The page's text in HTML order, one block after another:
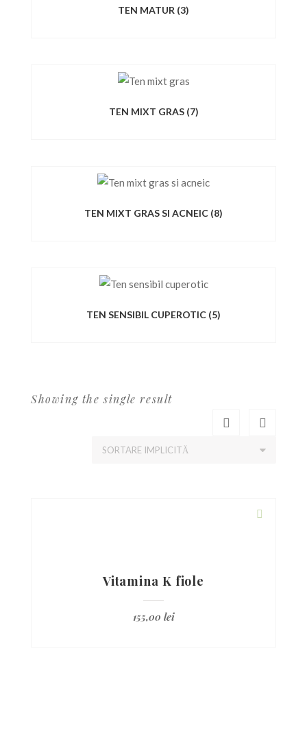
TEN MATUR (3)
TEN MIXT GRAS (7)
TEN MIXT GRAS SI ACNEIC (8)
TEN SENSIBIL CUPEROTIC (5)
Showing the single result
Vitamina K fiole
155,00 lei